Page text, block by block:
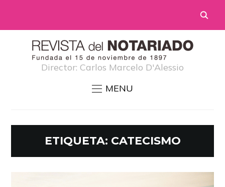
Director: Carlos Marcelo D'Alessio
MENU
ETIQUETA: CATECISMO